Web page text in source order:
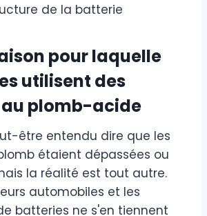
de la batterie
pour laquelle
utilisent des
plomb-acide
être entendu dire que les
étaient dépassées ou
la réalité est tout autre.
automobiles et les
batteries ne s'en tiennent